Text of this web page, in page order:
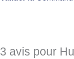
3 avis pour